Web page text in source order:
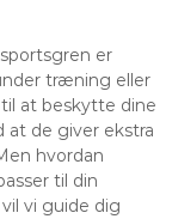
er
træning eller
at beskytte dine
at de giver ekstra
hvordan
til din
vi guide dig